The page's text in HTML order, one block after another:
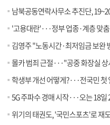
남북공동연락사무소 추진단,
'고용대란'···정부 업종·계층 맞
김영주 "노동시간·최저임금 보완
몰카 범죄 근절···"공중 화장실
학생부 개선 어떻게?···전국민 첫
5G 주파수 경매 시작···오는 18일
위기의 태권도, '국민스포츠'로 재